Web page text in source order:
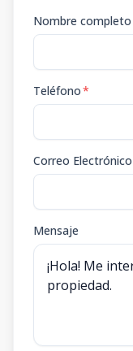
Nombre completo
Teléfono*
Correo Electrónico
Mensaje